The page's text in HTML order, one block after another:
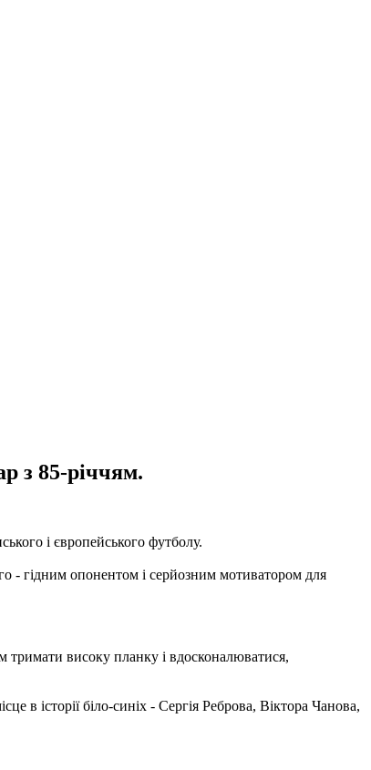
з 85-річчям.
і європейського футболу.
- гідним опонентом і серйозним мотиватором для
високу планку і вдосконалюватися,
в історії біло-синіх - Сергія Реброва, Віктора Чанова,